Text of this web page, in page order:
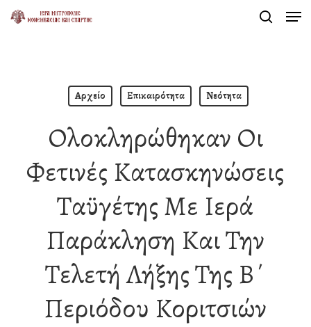
Skip
Αρχείο Επικαιρότητα Νεότητα
Ολοκληρώθηκαν Οι
Φετινές Κατασκηνώσεις
Ταϋγέτης Με Ιερά
Παράκληση Και Την
Τελετή Λήξης Της Β΄
Περιόδου Κοριτσιών